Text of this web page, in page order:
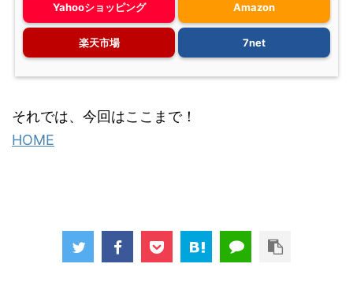
Yahooショッピング Amazon
楽天市場 7net
それでは、今回はここまで！
HOME